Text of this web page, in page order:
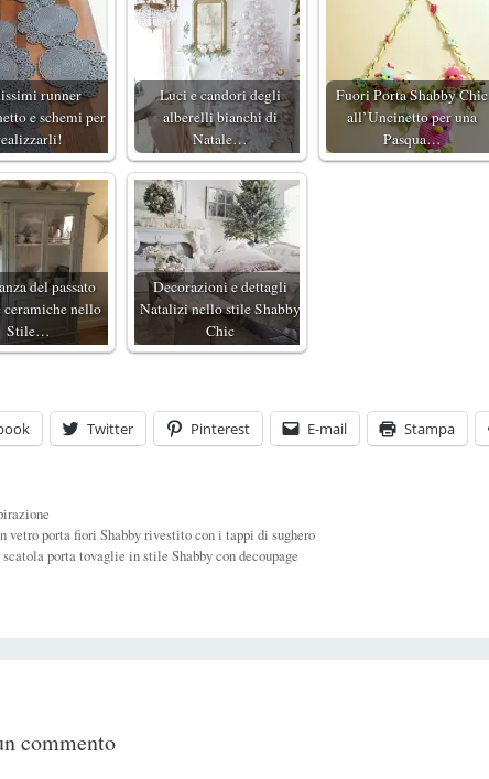
runner
e schemi per
Luci e candori degli
alberelli bianchi di
Natale…
Fuori Porta Shabby Chic
all’Uncinetto per una
Pasqua…
del passato
ceramiche nello
Stile…
Decorazioni e dettagli
Natalizi nello stile Shabby
Chic
Twitter Pinterest E-mail Stampa
vetro porta fiori Shabby rivestito con i tappi di sughero
porta tovaglie in stile Shabby con decoupage
commento